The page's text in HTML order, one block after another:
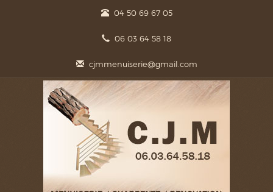
04 50 69 67 05
06 03 64 58 18
cjmmenuiserie@gmail.com